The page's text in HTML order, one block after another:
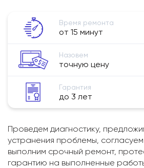
Время ремонта
от 15 минут
Назовем
точную цену
Гарантия
до 3 лет
Проведем диагностику,
устранения проблемы,
выполним срочный ремонт,
гарантию на выполненные